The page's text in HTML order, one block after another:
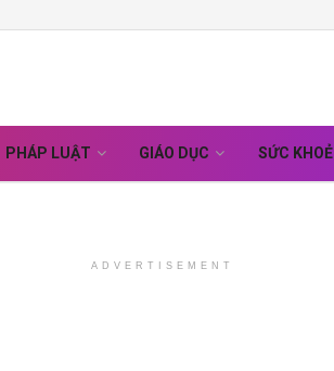
PHÁP LUẬT GIÁO DỤC SỨC KHOẺ
ADVERTISEMENT